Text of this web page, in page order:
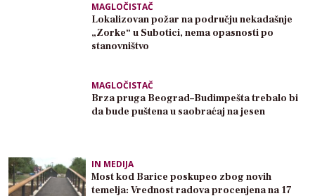
MAGLOČISTAČ
Lokalizovan požar na području nekadašnje
„Zorke“ u Subotici, nema opasnosti po
stanovništvo
MAGLOČISTAČ
Brza pruga Beograd–Budimpešta trebalo bi
da bude puštena u saobraćaj na jesen
IN MEDIJA
Most kod Barice poskupeo zbog novih
temelja: Vrednost radova procenjena na 17